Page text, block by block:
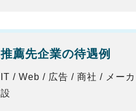
推薦先企業の待遇例
IT / Web / 広告 / 商社 / メー
設